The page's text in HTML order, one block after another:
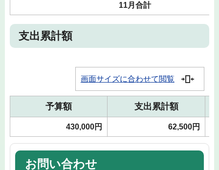
11月合計
支出累計額
画面サイズに合わせて閲覧
予算額 支出累計額
430,000円 62,500円
お問い合わせ